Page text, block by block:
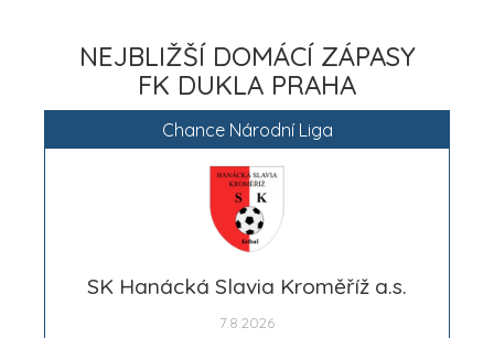
NEJBLIŽŠÍ DOMÁCÍ ZÁPASY
FK DUKLA PRAHA
Chance Národní Liga
SK Hanácká Slavia Kroměříž a.s.
7.8.2026